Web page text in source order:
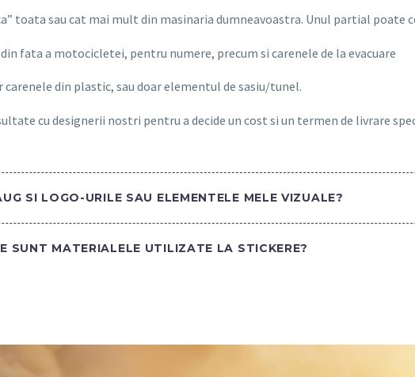
toata sau cat mai mult din masinaria dumneavoastra. Unul partial poate
fata a motocicletei, pentru numere, precum si carenele de la evacuare
carenele din plastic, sau doar elementul de sasiu/tunel.
cu designerii nostri pentru a decide un cost si un termen de livrare
SI LOGO-URILE SAU ELEMENTELE MELE VIZUALE?
SUNT MATERIALELE UTILIZATE LA STICKERE?